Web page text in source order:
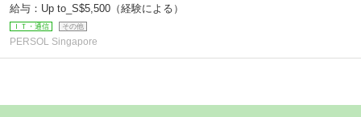
給与：Up to_S$5,500（経験による）
ＩＴ・通信 その他
PERSOL Singapore